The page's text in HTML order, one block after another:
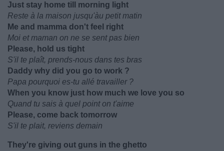
Just stay home till morning light
Reste à la maison jusqu'àu petit matin
Me and mamma don't feel right
Moi et maman on ne se sent pas bien
Please, hold us tight
S'il te plaît, prends-nous dans tes bras
Daddy why did you go to work ?
Papa pourquoi es-tu allé travailler ?
When you know just how much we love you so
Quand tu sais à quel point on t'aime
Please, come back tomorrow
S'il te plait, reviens demain
They're giving out guns in the ghetto